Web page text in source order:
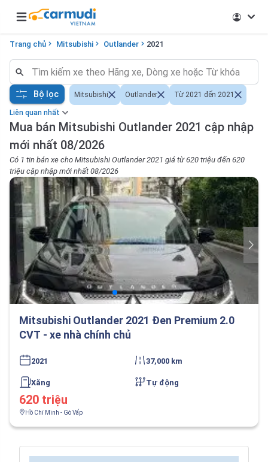
Open main menu
Trang chủ Mitsubishi Outlander 2021
Liên quan nhất
Mua bán Mitsubishi Outlander 2021 cập nhập
mới nhất 08/2026
Có 1 tin bán xe cho Mitsubishi Outlander 2021 giá từ 620 triệu đến 620
triệu cập nhập mới nhất 08/2026
Bộ lọc Mitsubishi Outlander Từ 2021 đến 2021
Mitsubishi Outlander 2021 Đen Premium 2.0
CVT - xe nhà chính chủ
2021 37,000 km
Xăng Tự động
620 triệu
Hồ Chí Minh - Gò Vấp